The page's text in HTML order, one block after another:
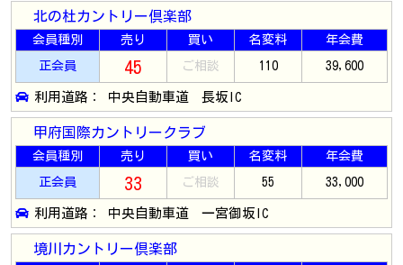
北の杜カントリー倶楽部
会員種別 売り 買い 名変料 年会費
正会員 45 ご相談 110 39,600
利用道路： 中央自動車道 長坂IC
甲府国際カントリークラブ
会員種別 売り 買い 名変料 年会費
正会員 33 ご相談 55 33,000
利用道路： 中央自動車道 一宮御坂IC
境川カントリー倶楽部